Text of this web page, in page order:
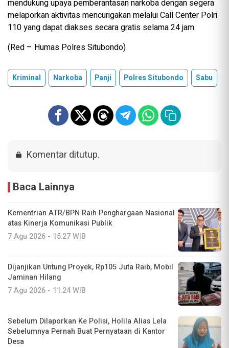
mendukung upaya pemberantasan narkoba dengan segera
melaporkan aktivitas mencurigakan melalui Call Center Polri
110 yang dapat diakses secara gratis selama 24 jam.
(Red – Humas Polres Situbondo)
Kriminal Narkoba Panji Polres Situbondo Sabu
Komentar ditutup.
Baca Lainnya
Kementrian ATR/BPN Raih Penghargaan Nasional
atas Kinerja Komunikasi Publik
7 Agu 2026 - 15:27 WIB
Dijanjikan Untung Proyek, Rp105 Juta Raib, Mobil
Jaminan Hilang
7 Agu 2026 - 11:24 WIB
Sebelum Dilaporkan Ke Polisi, Holila Alias Lela
Sebelumnya Pernah Buat Pernyataan di Kantor
Desa